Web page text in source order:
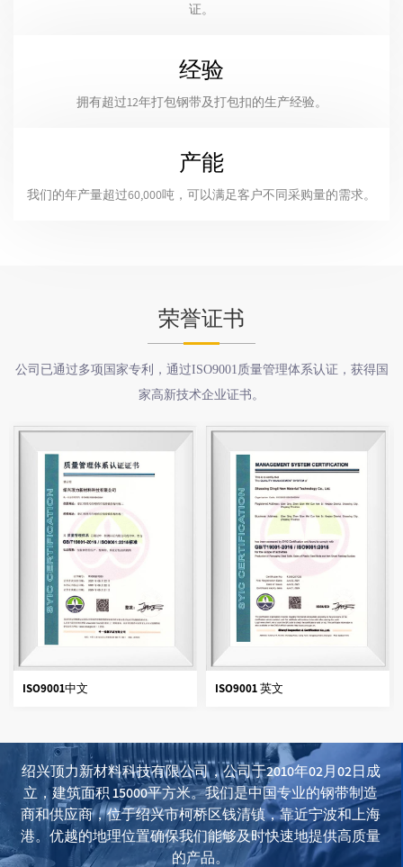
证。
经验
拥有超过12年打包钢带及打包扣的生产经验。
产能
我们的年产量超过60,000吨，可以满足客户不同采购量的需求。
荣誉证书
公司已通过多项国家专利，通过ISO9001质量管理体系认证，获得国
家高新技术企业证书。
ISO9001中文 ISO9001 英文
绍兴顶力新材料科技有限公司，公司于2010年02月02日成
立，建筑面积 15000平方米。我们是中国专业的钢带制造
商和供应商，位于绍兴市柯桥区钱清镇，靠近宁波和上海
港。优越的地理位置确保我们能够及时快速地提供高质量
的产品。